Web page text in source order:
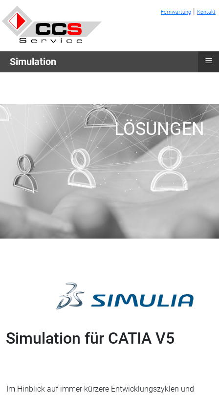
Fernwartung | Kontakt
Simulation ≡
LÖSUNGEN
Simulation für CATIA V5
Im Hinblick auf immer kürzere Entwicklungszyklen und